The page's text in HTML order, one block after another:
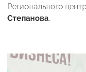
Регионального
Степанова.